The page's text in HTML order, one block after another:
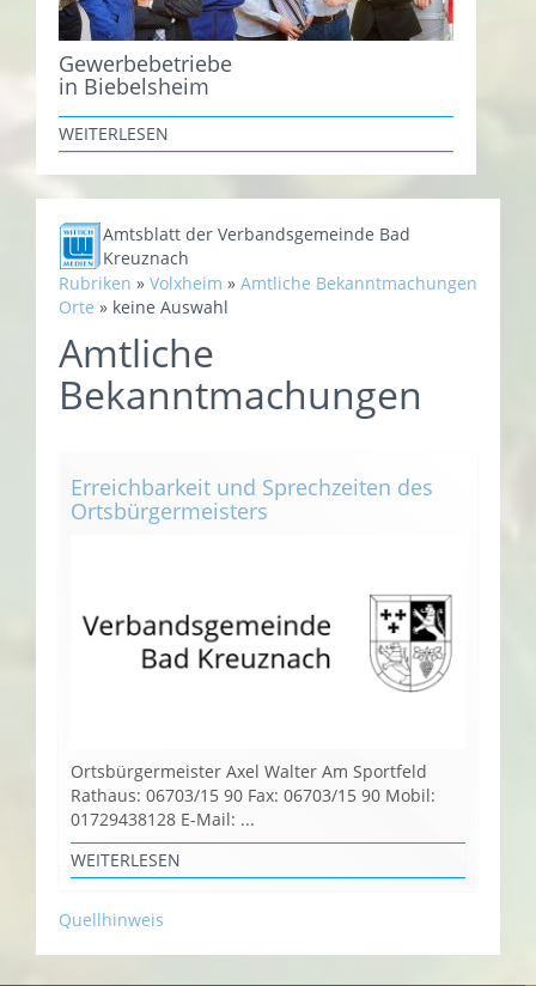
Gewerbebetriebe
in Biebelsheim
WEITERLESEN
Amtsblatt der Verbandsgemeinde Bad
Kreuznach
Rubriken » Volxheim » Amtliche Bekanntmachungen
Orte » keine Auswahl
Amtliche
Bekanntmachungen
Erreichbarkeit und Sprechzeiten des
Ortsbürgermeisters
Ortsbürgermeister Axel Walter Am Sportfeld
Rathaus: 06703/15 90 Fax: 06703/15 90 Mobil:
01729438128 E-Mail: ...
WEITERLESEN
Quellhinweis